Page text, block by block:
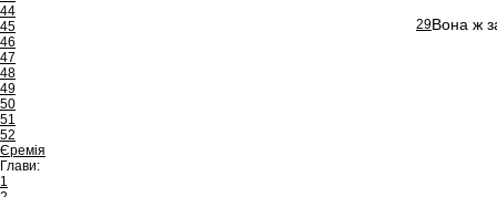
44
45
46
47
48
49
50
51
52
Єремія
Глави:
1
29Вона ж